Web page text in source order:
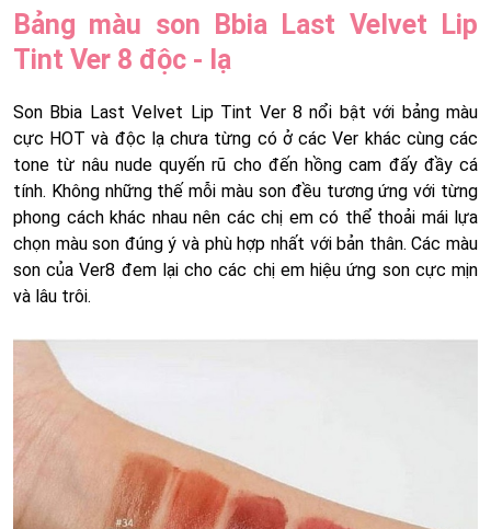
Bảng màu son Bbia Last Velvet Lip
Tint Ver 8 độc - lạ
Son Bbia Last Velvet Lip Tint Ver 8 nổi bật với bảng màu
cực HOT và độc lạ chưa từng có ở các Ver khác cùng các
tone từ nâu nude quyến rũ cho đến hồng cam đấy đầy cá
tính. Không những thế mỗi màu son đều tương ứng với từng
phong cách khác nhau nên các chị em có thể thoải mái lựa
chọn màu son đúng ý và phù hợp nhất với bản thân. Các màu
son của Ver8 đem lại cho các chị em hiệu ứng son cực mịn
và lâu trôi.